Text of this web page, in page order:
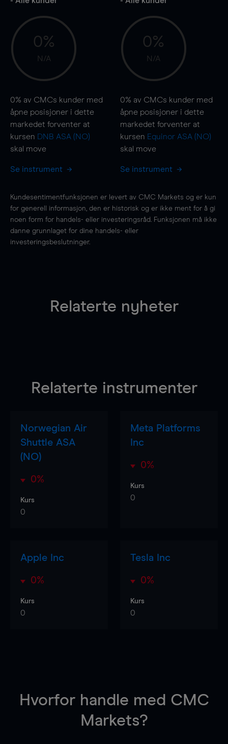
0%
N/A
0% av CMCs kunder med
åpne posisjoner i dette
markedet forventer at
kursen DNB ASA (NO)
skal move
Se instrument
0%
N/A
0% av CMCs kunder med
åpne posisjoner i dette
markedet forventer at
kursen Equinor ASA (NO)
skal move
Se instrument
Kundesentimentfunksjonen er levert av CMC Markets og er kun
for generell informasjon, den er historisk og er ikke ment for å gi
noen form for handels- eller investeringsråd. Funksjonen må ikke
danne grunnlaget for dine handels- eller
investeringsbeslutninger.
Relaterte nyheter
Relaterte instrumenter
Norwegian Air
Shuttle ASA
(NO)
0%
Kurs
0
Meta Platforms
Inc
0%
Kurs
0
Apple Inc
0%
Kurs
0
Tesla Inc
0%
Kurs
0
Hvorfor handle med CMC
Markets?